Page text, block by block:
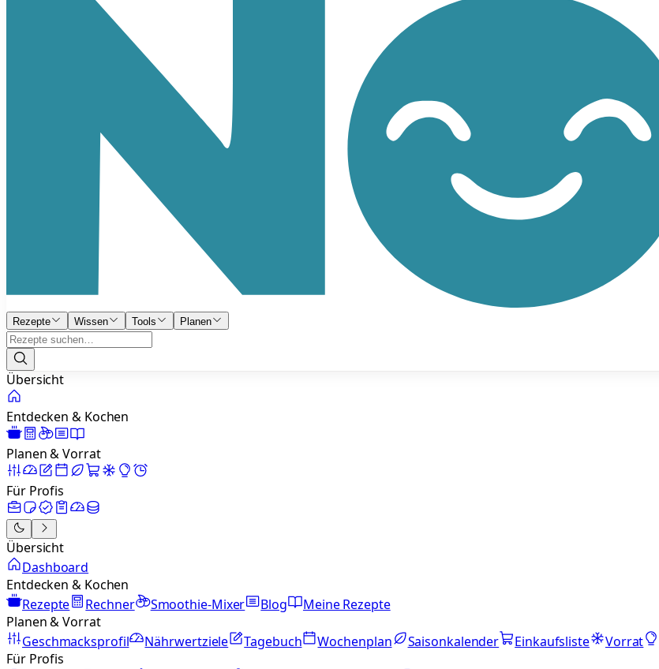
Rezepte Wissen Tools Planen
Übersicht
Entdecken & Kochen
Planen & Vorrat
Für Profis
Übersicht
Dashboard
Entdecken & Kochen
Rezepte
Rechner Smoothie-Mixer Blog
Meine Rezepte
Planen & Vorrat
Geschmacksprofil
Nährwertziele Tagebuch Wochenplan Saisonkalender Einkaufsliste Vorrat
Für Profis